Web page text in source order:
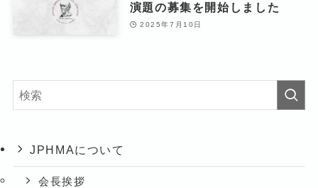
演題の募集を開始しました
2025年7月10日
JPHMAについて
会長挨拶